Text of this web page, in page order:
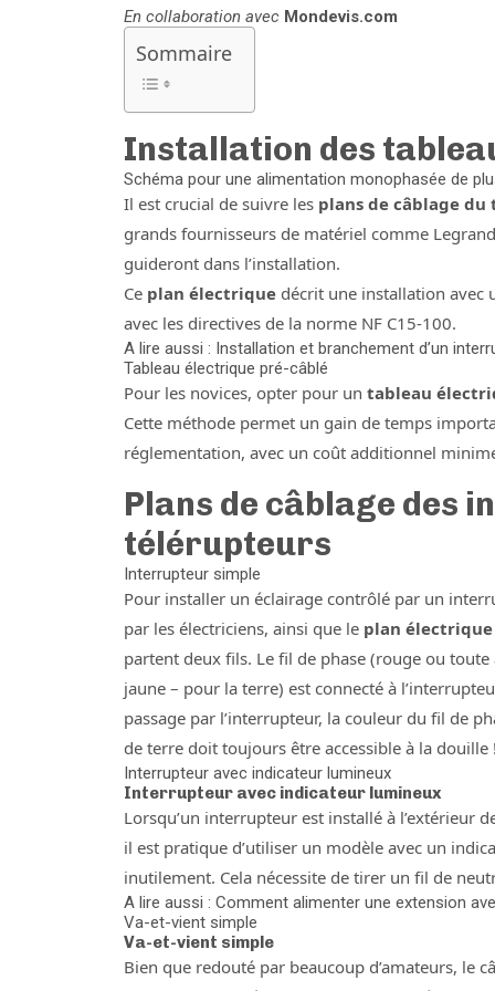
En collaboration avec Mondevis.com
Sommaire
Installation des
Schéma pour une alimentation monophasée de
Il est crucial de suivre les plans de câblage
grands fournisseurs de matériel comme
guideront dans l’installation.
Ce plan électrique décrit une installation avec
avec les directives de la norme NF C15-100.
A lire aussi : Installation et branchement d’un
Tableau électrique pré-câblé
Pour les novices, opter pour un tableau
Cette méthode permet un gain de temps
réglementation, avec un coût additionnel
Plans de câblage des
télérupteurs
Interrupteur simple
Pour installer un éclairage contrôlé par un
par les électriciens, ainsi que le plan
partent deux fils. Le fil de phase (rouge ou
jaune – pour la terre) est connecté à
passage par l’interrupteur, la couleur du fil de
de terre doit toujours être accessible à la douille
Interrupteur avec indicateur lumineux
Interrupteur avec indicateur lumineux
Lorsqu’un interrupteur est installé à l’extérieur
il est pratique d’utiliser un modèle avec un
inutilement. Cela nécessite de tirer un fil de
A lire aussi : Comment alimenter une extension
Va-et-vient simple
Va-et-vient simple
Bien que redouté par beaucoup d’amateurs, le